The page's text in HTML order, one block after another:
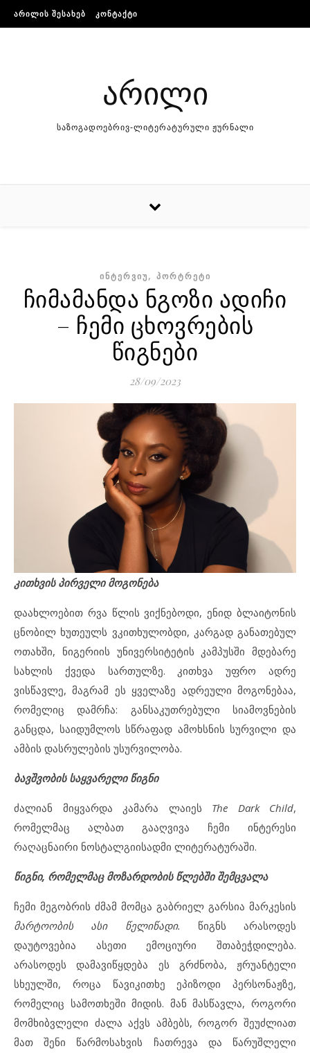
Skip to content
ᲐᲠᲘᲚᲘᲡ ᲨᲔᲡᲐᲮᲔᲑ ᲙᲝᲜᲢᲐᲥᲢᲘ
არილი
საზოგადოებრივ-ლიტერატურული ჟურნალი
ᲘᲜᲢᲔᲠᲕᲘᲣ, ᲞᲝᲠᲢᲠᲔᲢᲘ
ჩიმამანდა ნგოზი ადიჩი
– ჩემი ცხოვრების
წიგნები
28/09/2023
კითხვის პირველი მოგონება
დაახლოებით რვა წლის ვიქნებოდი, ენიდ ბლაიტონის
ცნობილ ხუთეულს ვკითხულობდი, კარგად განათებულ
ოთახში, ნიგერიის უნივერსიტეტის კამპუსში მდებარე
სახლის ქვედა სართულზე. კითხვა უფრო ადრე
ვისწავლე, მაგრამ ეს ყველაზე ადრეული მოგონებაა,
რომელიც დამრჩა: განსაკუთრებული სიამოვნების
განცდა, საიდუმლოს სწრაფად ამოხსნის სურვილი და
ამბის დასრულების უსურვილობა.
ბავშვობის საყვარელი წიგნი
ძალიან მიყვარდა კამარა ლაიეს The Dark Child,
რომელმაც ალბათ გააღვივა ჩემი ინტერესი
რაღაცნაირი ნოსტალგიისადმი ლიტერატურაში.
წიგნი, რომელმაც მოზარდობის წლებში შემცვალა
ჩემი მეგობრის ძმამ მომცა გაბრიელ გარსია მარკესის
მარტოობის ასი წელიწადი. წიგნს არასოდეს
დაუტოვებია ასეთი ემოციური შთაბეჭდილება.
არასოდეს დამავიწყდება ეს გრძნობა, ჟრუანტელი
სხეულში, როცა წავიკითხე ეპიზოდი პერსონაჟზე,
რომელიც სამოთხეში მიდის. მან მასწავლა, როგორი
მომხიბვლელი ძალა აქვს ამბებს, როგორ შეუძლიათ
მათ შენი წარმოსახვის ჩათრევა და წარუშლელი